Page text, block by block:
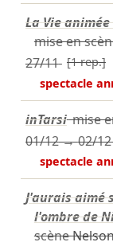
La Vie
mise en
27/11 [1 rep.]
spectacle
inTarsimise
01/12→02/12
spectacle
J'aurais aimé
l'ombre de
scène